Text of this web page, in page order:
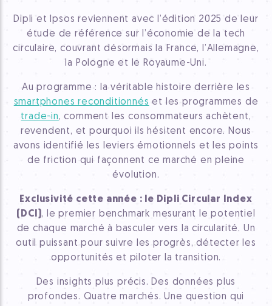
Dipli et Ipsos reviennent avec l’édition 2025 de leur
étude de référence sur l’économie de la tech
circulaire, couvrant désormais la France, l’Allemagne,
la Pologne et le Royaume-Uni.
Au programme : la véritable histoire derrière les
smartphones reconditionnés et les programmes de
trade-in, comment les consommateurs achètent,
revendent, et pourquoi ils hésitent encore. Nous
avons identifié les leviers émotionnels et les points
de friction qui façonnent ce marché en pleine
évolution.
Exclusivité cette année : le Dipli Circular Index
(DCI) , le premier benchmark mesurant le potentiel
de chaque marché à basculer vers la circularité. Un
outil puissant pour suivre les progrès, détecter les
opportunités et piloter la transition.
Des insights plus précis. Des données plus
profondes. Quatre marchés. Une question qui